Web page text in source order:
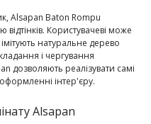
Alsapan Baton Rompu
відтінків. Користувачеві може
натуральне дерево
і чергування
дозволяють реалізувати самі
інтер'єру.
Alsapan